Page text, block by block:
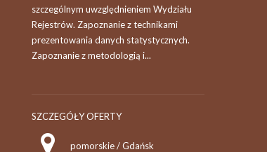
szczególnym uwzględnieniem Wydziału
Rejestrów. Zapoznanie z technikami
prezentowania danych statystycznych.
Zapoznanie z metodologią i...
SZCZEGÓŁY OFERTY
pomorskie / Gdańsk